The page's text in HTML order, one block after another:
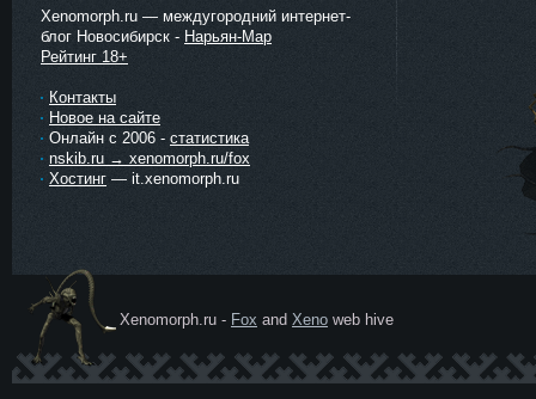
Xenomorph.ru — междугородний интернет-
блог Новосибирск - Нарьян-Мар
Рейтинг 18+
Контакты
Новое на сайте
Онлайн с 2006 - статистика
nskib.ru → xenomorph.ru/fox
Хостинг — it.xenomorph.ru
Ксеномо
Xenomorph.ru - Fox and Xeno web hive